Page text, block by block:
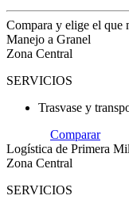
Compara y elige el que
Manejo a Granel
Zona Central
SERVICIOS
Trasvase y
Comparar
Logística de Primera
Zona Central
SERVICIOS